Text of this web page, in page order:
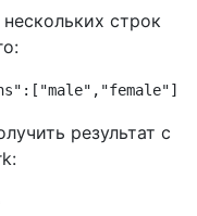
строк
результат с